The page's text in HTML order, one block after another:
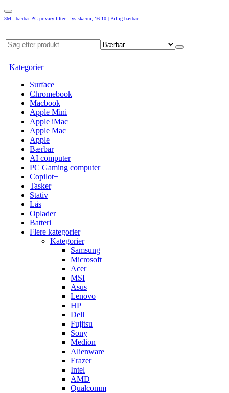
3M - bærbar PC privacy-filter - lys skærm, 16:10 | Billig bærbar
Kategorier
Surface
Chromebook
Macbook
Apple Mini
Apple iMac
Apple Mac
Apple
Bærbar
AI computer
PC Gaming computer
Copilot+
Tasker
Stativ
Lås
Oplader
Batteri
Flere kategorier
Kategorier
Samsung
Microsoft
Acer
MSI
Asus
Lenovo
HP
Dell
Fujitsu
Sony
Medion
Alienware
Erazer
Intel
AMD
Qualcomm